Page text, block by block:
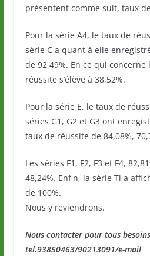
présentent comme suit, taux
Pour la série A4, le taux de
série C a quant à elle
de 92,49%. En ce qui
réussite s’élève à 38,52%.
Pour la série E, le taux de
séries G1, G2 et G3 ont
taux de réussite de 84,08%,
Les séries F1, F2, F3 et F4,
48,24%. Enfin, la série Ti a
de 100%.
Nous y reviendrons.
Nous contacter pour tous
tel.93850463/90213091/e-mail